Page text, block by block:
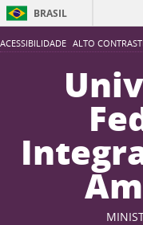
ACESSIBILIDADE ALTO
BRASIL